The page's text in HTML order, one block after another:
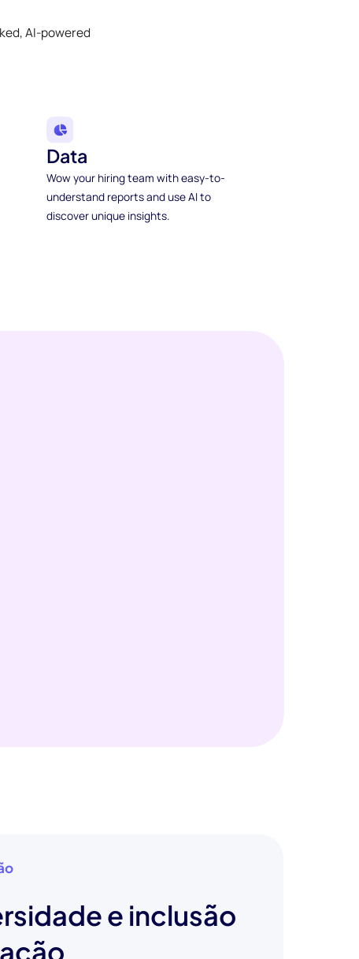
AI-powered
Data
Wow your hiring team with easy-to-
understand reports and use AI to
discover unique insights.
e inclusão